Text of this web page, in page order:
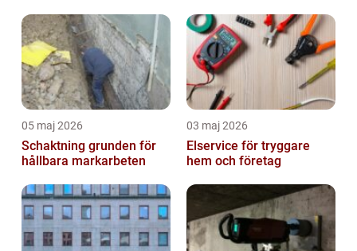
05 maj 2026
Schaktning grunden för
hållbara markarbeten
03 maj 2026
Elservice för tryggare
hem och företag